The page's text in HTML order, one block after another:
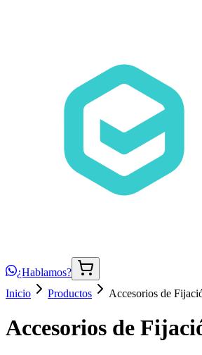
¿Hablamos?
Inicio
Productos Accesorios de
Accesorios de